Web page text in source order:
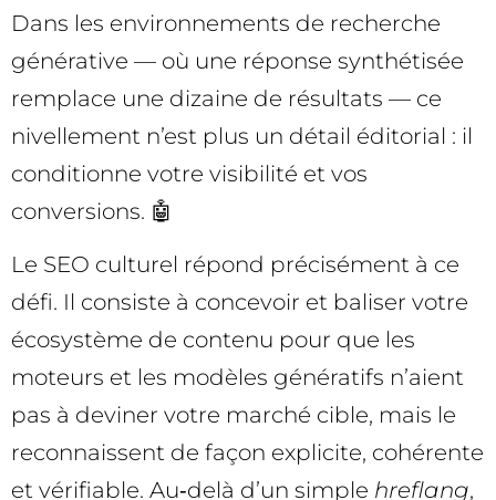
Dans les environnements de recherche
générative — où une réponse synthétisée
remplace une dizaine de résultats — ce
nivellement n’est plus un détail éditorial : il
conditionne votre visibilité et vos
conversions. 🤖
Le SEO culturel répond précisément à ce
défi. Il consiste à concevoir et baliser votre
écosystème de contenu pour que les
moteurs et les modèles génératifs n’aient
pas à deviner votre marché cible, mais le
reconnaissent de façon explicite, cohérente
et vérifiable. Au‑delà d’un simple hreflang,